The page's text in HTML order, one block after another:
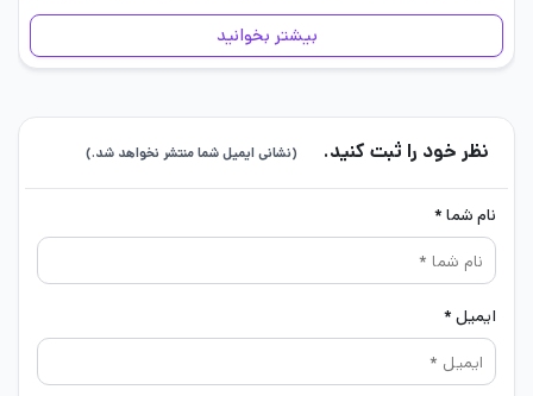
و مبتدی پرسیده شود؛ آیا کالاف…
بیشتر بخوانید
نظر خود را ثبت کنید. (نشانی ایمیل شما منتشر نخواهد شد.)
نام شما *
ایمیل *